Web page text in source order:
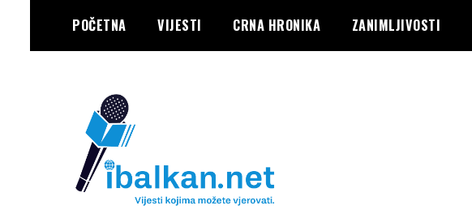
content
POČETNA VIJESTI CRNA HRONIKA ZANIMLJIVOSTI